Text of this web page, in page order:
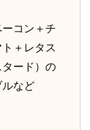
コン＋チ
＋レタス
ード）の
など